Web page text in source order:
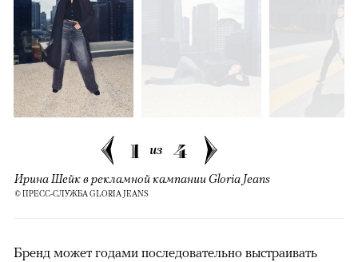
1 из 4
Ирина Шейк в рекламной кампании Gloria Jeans
© ПРЕСС-СЛУЖБА GLORIA JEANS
Бренд может годами последовательно выстраивать